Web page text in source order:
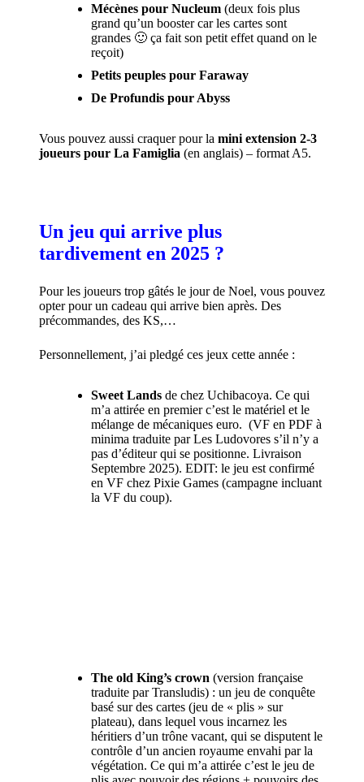
Mécènes pour Nucleum (deux fois plus
grand qu’un booster car les cartes sont
grandes 🙂 ça fait son petit effet quand on le
reçoit)
Petits peuples pour Faraway
De Profundis pour Abyss
Vous pouvez aussi craquer pour la mini extension 2-3
joueurs pour La Famiglia (en anglais) – format A5.
Un jeu qui arrive plus
tardivement en 2025 ?
Pour les joueurs trop gâtés le jour de Noel, vous pouvez
opter pour un cadeau qui arrive bien après. Des
précommandes, des KS,…
Personnellement, j’ai pledgé ces jeux cette année :
Sweet Lands de chez Uchibacoya. Ce qui
m’a attirée en premier c’est le matériel et le
mélange de mécaniques euro. (VF en PDF à
minima traduite parLes Ludovores s’il n’y a
pas d’éditeur qui se positionne. Livraison
Septembre 2025). EDIT: le jeu est confirmé
en VF chez Pixie Games (campagne incluant
la VF du coup).
The old King’s crown (version française
traduite parTransludis) : un jeu de conquête
basé sur des cartes (jeu de « plis » sur
plateau), dans lequel vous incarnez les
héritiers d’un trône vacant, qui se disputent le
contrôle d’un ancien royaume envahi par la
végétation. Ce qui m’a attirée c’est le jeu de